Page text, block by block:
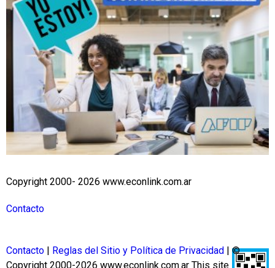
Copyright 2000- 2026 www.econlink.com.ar
Contacto
Contacto Reglas del Sitio y Política de Privacidad
| ©
Copyright 2000-2026 www.econlink.com.ar This site